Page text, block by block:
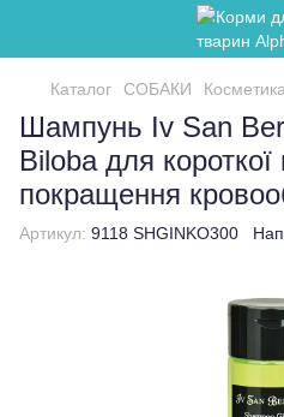
Каталог СОБАКИ
Шампунь Iv San
Biloba для короткої
покращення
Артикул: 9118 SHGINKO300